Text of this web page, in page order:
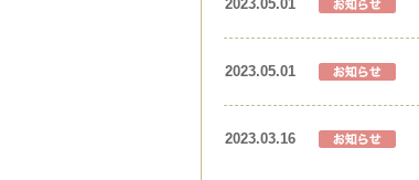
2023.05.01
2023.05.01
2023.03.16